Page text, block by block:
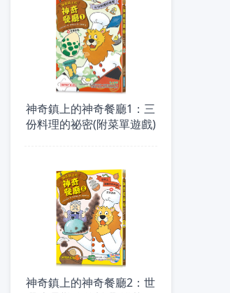
神奇鎮上的神奇餐廳1：三
份料理的祕密(附菜單遊戲)
神奇鎮上的神奇餐廳2：世